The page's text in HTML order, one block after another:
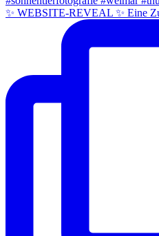
✨ WEBSITE-REVEAL ✨ Eine